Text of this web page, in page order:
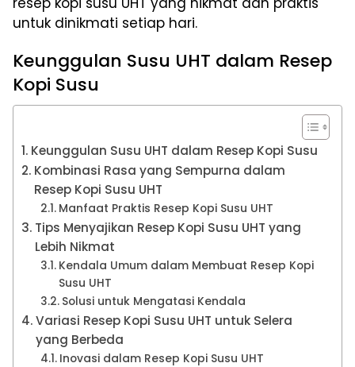
untuk dinikmati setiap hari.
Keunggulan Susu UHT dalam Resep
Kopi Susu
Keunggulan Susu UHT dalam Resep Kopi Susu
Kombinasi Rasa yang Sempurna dalam
Resep Kopi Susu UHT
Manfaat Praktis Resep Kopi Susu UHT
Tips Menyajikan Resep Kopi Susu UHT yang
Lebih Nikmat
Kendala Umum dalam Membuat Resep Kopi
Susu UHT
Solusi untuk Mengatasi Kendala
Variasi Resep Kopi Susu UHT untuk Selera
yang Berbeda
Inovasi dalam Resep Kopi Susu UHT